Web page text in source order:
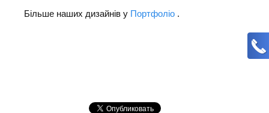
Більше наших дизайнів у Портфоліо .